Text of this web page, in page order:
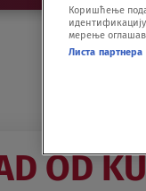
OD
Коришћење
мерење
Листа